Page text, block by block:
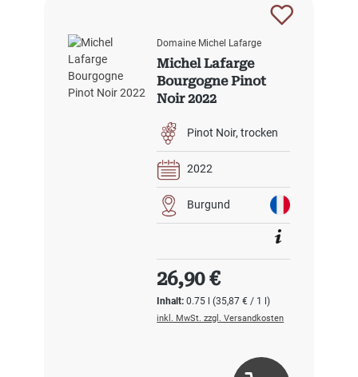
Domaine Michel Lafarge
Michel Lafarge
Bourgogne Pinot
Noir 2022
Pinot Noir trocken
2022
Burgund
Inhalt:0.75 l(35,87 € / 1 l)
Regulärer Preis:
26,90 €
inkl. MwSt. zzgl. Versandkosten